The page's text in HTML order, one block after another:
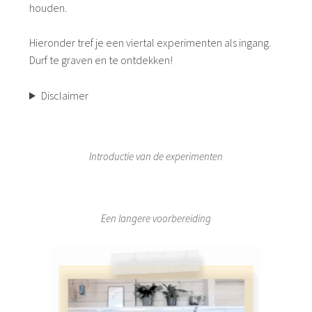
houden.
Hieronder tref je een viertal experimenten als ingang.
Durf te graven en te ontdekken!
Disclaimer
Introductie van de experimenten
Een langere voorbereiding